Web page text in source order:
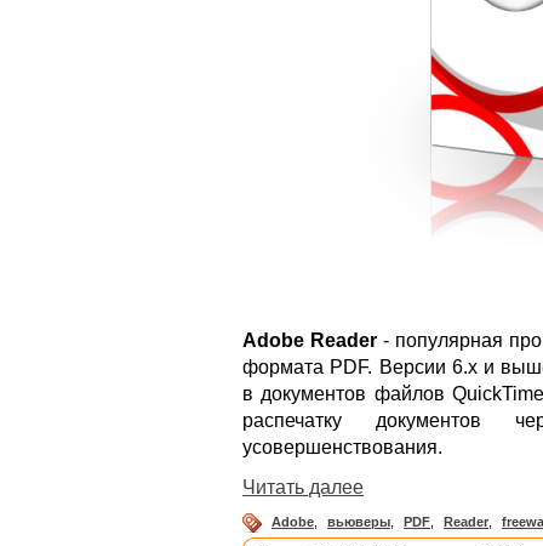
Adobe Reader - популярная
формата PDF. Версии 6.x и
в документов файлов
распечатку документов
усовершенствования.
Читать далее
Adobe вьюверы PDF Reader